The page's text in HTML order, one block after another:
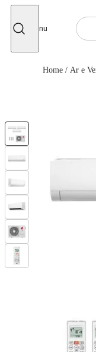
Menu
Home / Ar e